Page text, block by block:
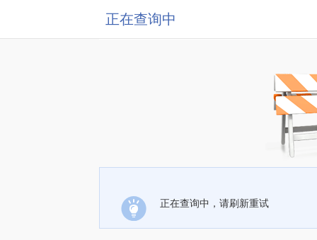
正在查询中
正在查询中，请刷新重试